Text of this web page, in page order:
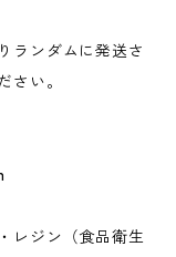
ランダムに発送さ
さい。
レジン（食品衛生